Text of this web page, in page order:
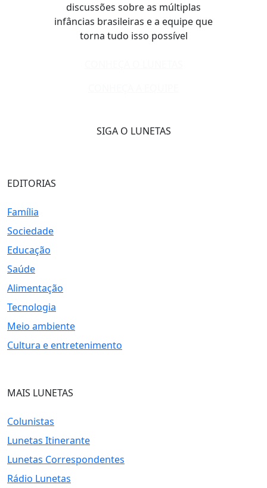
discussões sobre as múltiplas
infâncias brasileiras e a equipe que
torna tudo isso possível
SIGA O LUNETAS
EDITORIAS
Família
Sociedade
Educação
Saúde
Alimentação
Tecnologia
Meio ambiente
Cultura e entretenimento
MAIS LUNETAS
Colunistas
Lunetas Itinerante
Lunetas Correspondentes
Rádio Lunetas